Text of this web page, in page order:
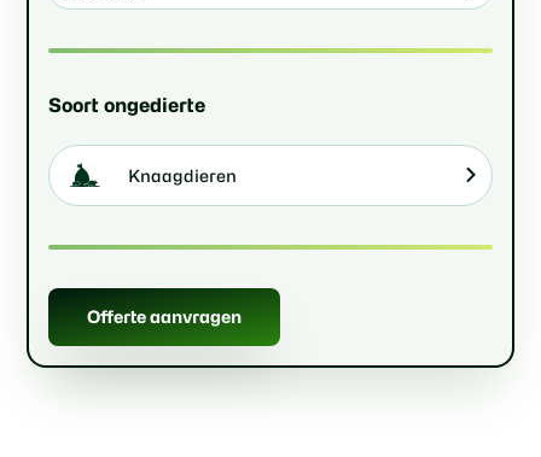
Soort ongedierte
Knaagdieren
Offerte aanvragen